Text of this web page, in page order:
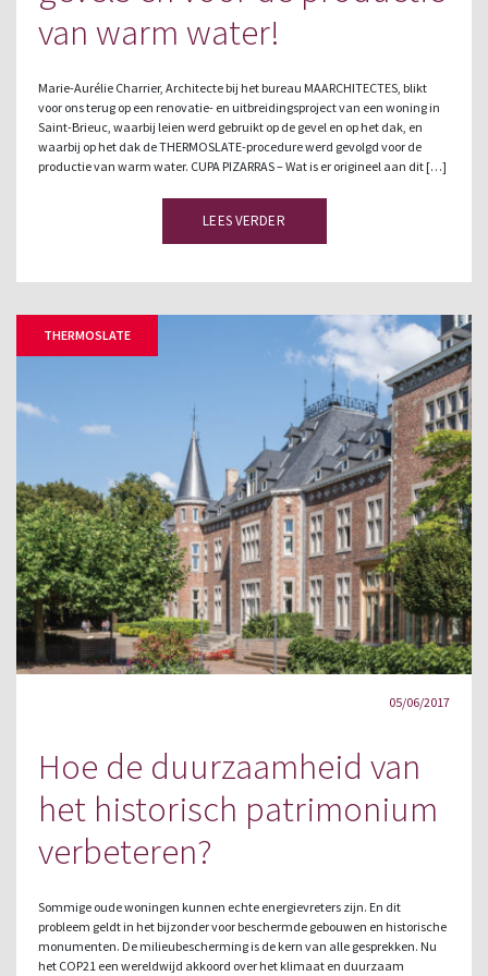
van warm water!
Marie-Aurélie Charrier, Architecte bij het bureau MAARCHITECTES, blikt
voor ons terug op een renovatie- en uitbreidingsproject van een woning in
Saint-Brieuc, waarbij leien werd gebruikt op de gevel en op het dak, en
waarbij op het dak de THERMOSLATE-procedure werd gevolgd voor de
productie van warm water. CUPA PIZARRAS – Wat is er origineel aan dit […]
LEES VERDER
THERMOSLATE
05/06/2017
Hoe de duurzaamheid van
het historisch patrimonium
verbeteren?
Sommige oude woningen kunnen echte energievreters zijn. En dit
probleem geldt in het bijzonder voor beschermde gebouwen en historische
monumenten. De milieubescherming is de kern van alle gesprekken. Nu
het COP21 een wereldwijd akkoord over het klimaat en duurzaam